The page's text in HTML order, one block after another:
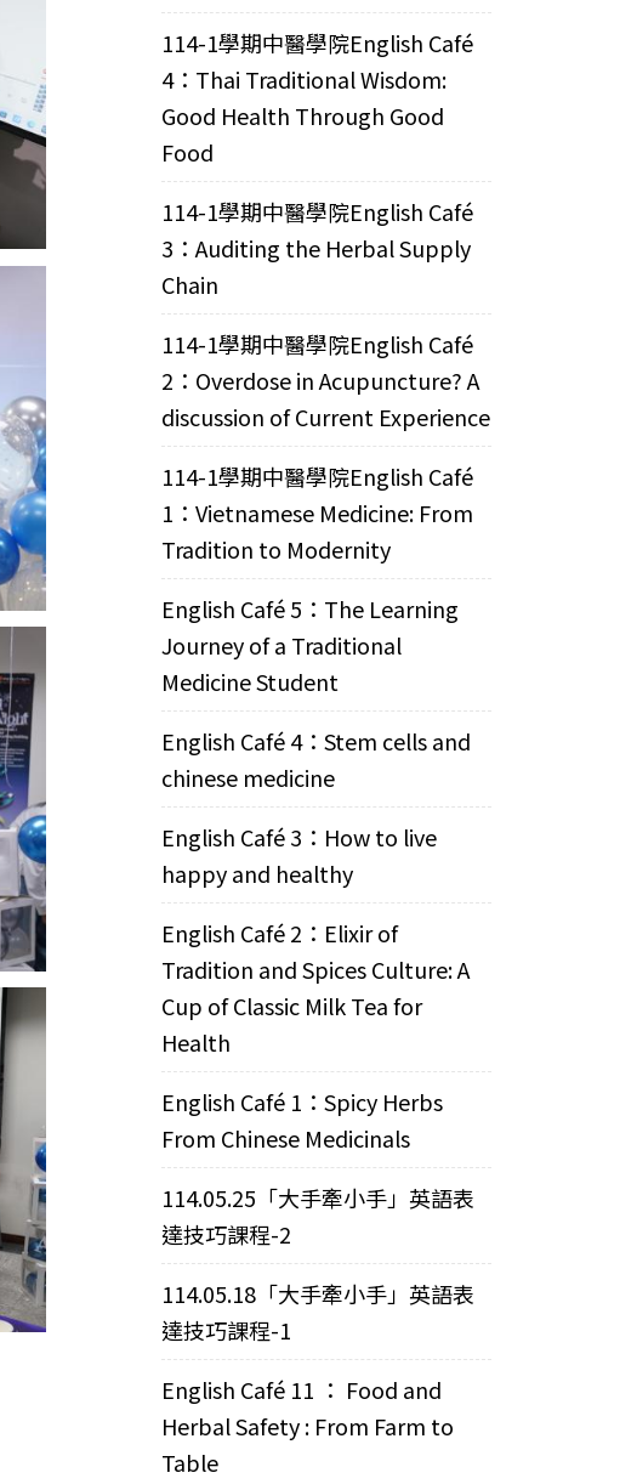
114-1學期中醫學院English Café
4：Thai Traditional Wisdom:
Good Health Through Good
Food
114-1學期中醫學院English Café
3：Auditing the Herbal Supply
Chain
114-1學期中醫學院English Café
2：Overdose in Acupuncture? A
discussion of Current Experience
114-1學期中醫學院English Café
1：Vietnamese Medicine: From
Tradition to Modernity
English Café 5：The Learning
Journey of a Traditional
Medicine Student
English Café 4：Stem cells and
chinese medicine
English Café 3：How to live
happy and healthy
English Café 2：Elixir of
Tradition and Spices Culture: A
Cup of Classic Milk Tea for
Health
English Café 1：Spicy Herbs
From Chinese Medicinals
114.05.25「大手牽小手」英語表
達技巧課程-2
114.05.18「大手牽小手」英語表
達技巧課程-1
English Café 11 ： Food and
Herbal Safety : From Farm to
Table